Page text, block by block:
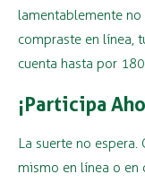
lamentablemente
compraste en línea,
cuenta hasta por
¡Participa
La suerte no espera.
mismo en línea o en